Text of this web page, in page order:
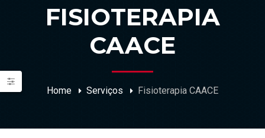
FISIOTERAPIA
CAACE
Home Serviços Fisioterapia CAACE